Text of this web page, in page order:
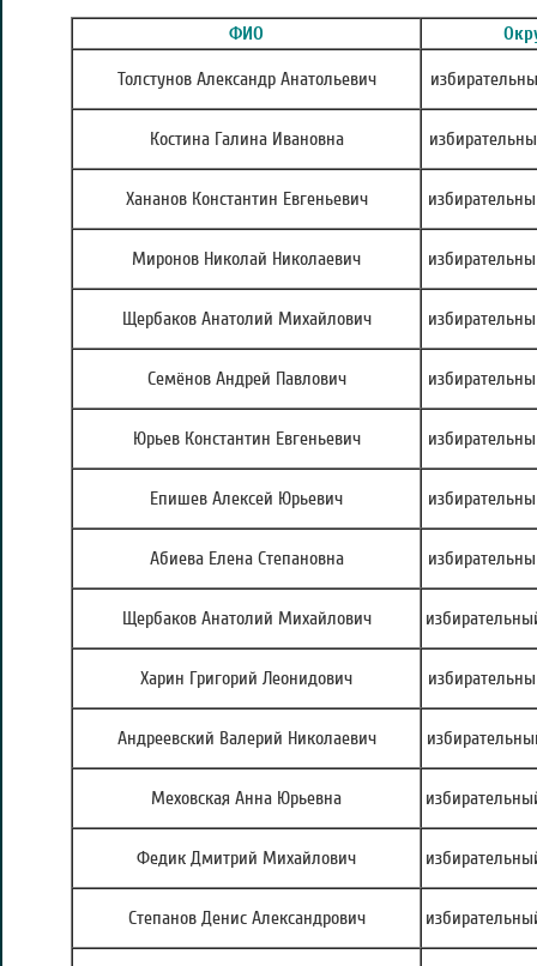
ФИО
Толстунов Александр Анатольевич
Костина Галина Ивановна
Хананов Константин Евгеньевич
Миронов Николай Николаевич
Щербаков Анатолий Михайлович
Семёнов Андрей Павлович
Юрьев Константин Евгеньевич
Епишев Алексей Юрьевич
Абиева Елена Степановна
Щербаков Анатолий Михайлович
Харин Григорий Леонидович
Андреевский Валерий Николаевич
Меховская Анна Юрьевна
Федик Дмитрий Михайлович
Степанов Денис Александрович